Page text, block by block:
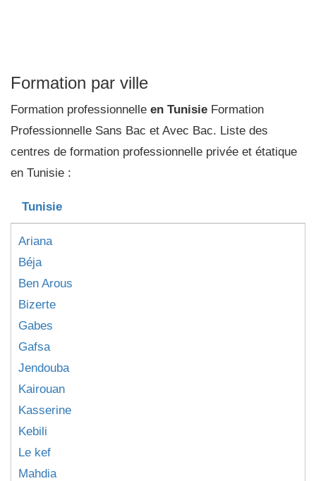
Formation par ville
Formation professionnelle en Tunisie Formation
Professionnelle Sans Bac et Avec Bac. Liste des
centres de formation professionnelle privée et étatique
en Tunisie :
Tunisie
Ariana
Béja
Ben Arous
Bizerte
Gabes
Gafsa
Jendouba
Kairouan
Kasserine
Kebili
Le kef
Mahdia